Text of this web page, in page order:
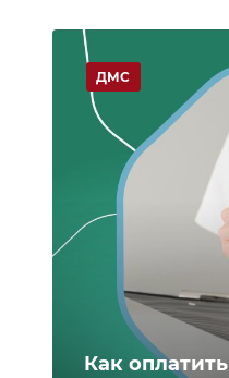
Как оплатить
ДМС